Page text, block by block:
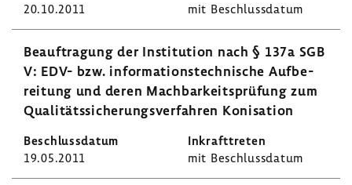
20.10.2011 mit Beschluss­datum
Beauf­tra­gung der Insti­tu­tion nach § 137a SGB
V: EDV- bzw. infor­ma­ti­ons­tech­ni­sche Aufbe­
rei­tung und deren Mach­bar­keits­prü­fung zum
Quali­täts­si­che­rungs­ver­fahren Koni­sa­tion
19.05.2011 mit Beschluss­datum